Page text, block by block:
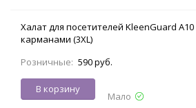
Халат для посетителей KleenGuard A10
карманами (3XL)
Розничные: 590 руб.
В корзину
Мало